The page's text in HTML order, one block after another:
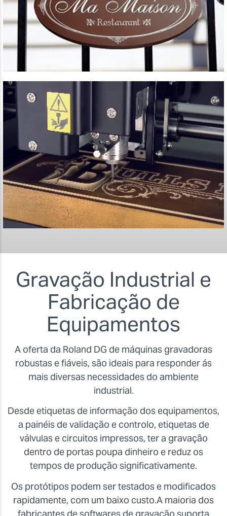
Gravação Industrial e
Fabricação de
Equipamentos
A oferta da Roland DG de máquinas gravadoras
robustas e fiáveis, são ideais para responder ás
mais diversas necessidades do ambiente
industrial.
Desde etiquetas de informação dos equipamentos,
a painéis de validação e controlo, etiquetas de
válvulas e circuitos impressos, ter a gravação
dentro de portas poupa dinheiro e reduz os
tempos de produção significativamente.
Os protótipos podem ser testados e modificados
rapidamente, com um baixo custo.A maioria dos